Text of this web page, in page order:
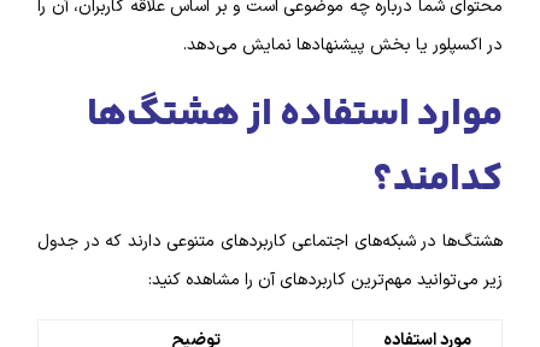
محتوای شما درباره چه موضوعی است و بر اساس علاقه کاربران، آن را
در اکسپلور یا بخش پیشنهادها نمایش می‌دهد.
موارد استفاده از هشتگ‌ها
کدامند؟
هشتگ‌ها در شبکه‌های اجتماعی کاربردهای متنوعی دارند که در جدول
زیر می‌توانید مهم‌ترین کاربردهای آن را مشاهده کنید:
مورد استفاده توضیح